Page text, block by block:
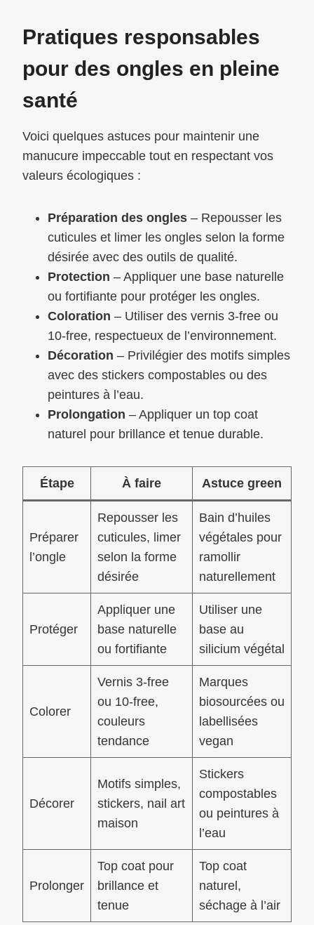
Pratiques responsables
pour des ongles en pleine
santé
Voici quelques astuces pour maintenir une
manucure impeccable tout en respectant vos
valeurs écologiques :
Préparation des ongles – Repousser les
cuticules et limer les ongles selon la forme
désirée avec des outils de qualité.
Protection – Appliquer une base naturelle
ou fortifiante pour protéger les ongles.
Coloration – Utiliser des vernis 3-free ou
10-free, respectueux de l’environnement.
Décoration – Privilégier des motifs simples
avec des stickers compostables ou des
peintures à l’eau.
Prolongation – Appliquer un top coat
naturel pour brillance et tenue durable.
Étape À faire Astuce green
Préparer
l’ongle
Repousser les
cuticules, limer
selon la forme
désirée
Bain d’huiles
végétales pour
ramollir
naturellement
Protéger
Appliquer une
base naturelle
ou fortifiante
Utiliser une
base au
silicium végétal
Colorer
Vernis 3-free
ou 10-free,
couleurs
tendance
Marques
biosourcées ou
labellisées
vegan
Décorer
Motifs simples,
stickers, nail art
maison
Stickers
compostables
ou peintures à
l’eau
Prolonger
Top coat pour
brillance et
tenue
Top coat
naturel,
séchage à l’air